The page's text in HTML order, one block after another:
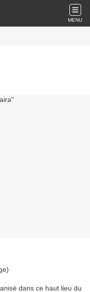
MENU
dans ce haut lieu du